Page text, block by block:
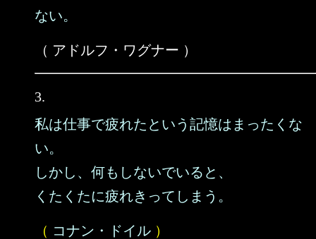
ない。
（ アドルフ・ワグナー ）
3.
私は仕事で疲れたという記憶はまったくな
い。
しかし、何もしないでいると、
くたくたに疲れきってしまう。
（ コナン・ドイル ）